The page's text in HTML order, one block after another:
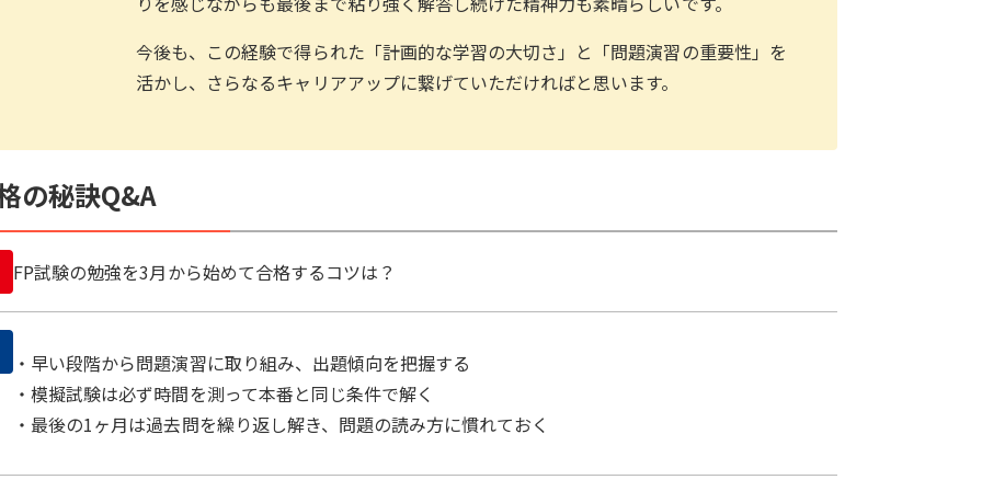
今後も、この経験で得られた「計画的な学習の大切さ」と「問題演習の重要性」を
活かし、さらなるキャリアアップに繋げていただければと思います。
の秘訣Q&A
FP試験の勉強を3月から始めて合格するコツは？
・早い段階から問題演習に取り組み、出題傾向を把握する
・模擬試験は必ず時間を測って本番と同じ条件で解く
・最後の1ヶ月は過去問を繰り返し解き、問題の読み方に慣れておく